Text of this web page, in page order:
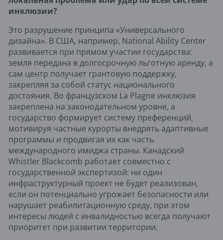
инклюзии?
Это разрушение принципа «Универсального
дизайна». В США, например, National Ability Center
развивается при прямом участии государства:
земля передана в долгосрочную льготную аренду, а
сам центр получает грантовую поддержку,
закрепляя за собой статус национального
достояния. Во французском La Plagne инклюзия
закреплена на законодательном уровне, а
государство формирует систему преференций,
мотивируя частные курорты внедрять адаптивные
программы и продвигая их как часть
международного имиджа страны. Канадский
Whistler Blackcomb работает совместно с
государственной экспертизой: ни один
инфраструктурный проект не будет реализован,
если он потенциально угрожает безопасности или
нарушает реабилитационную среду, при этом
интересы людей с инвалидностью всегда получают
приоритет при развитии территории.